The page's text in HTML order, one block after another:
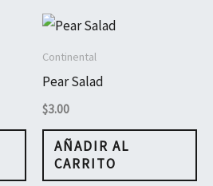
Continental
Pear Salad
$3.00
AÑADIR AL
CARRITO